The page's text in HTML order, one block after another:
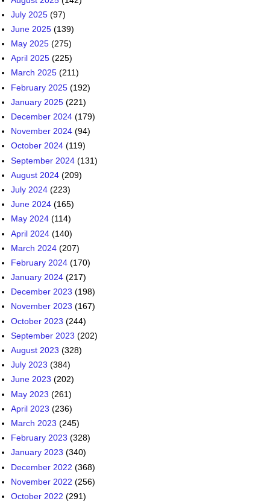
July 2025 (97)
June 2025 (139)
May 2025 (275)
April 2025 (225)
March 2025 (211)
February 2025 (192)
January 2025 (221)
December 2024 (179)
November 2024 (94)
October 2024 (119)
September 2024 (131)
August 2024 (209)
July 2024 (223)
June 2024 (165)
May 2024 (114)
April 2024 (140)
March 2024 (207)
February 2024 (170)
January 2024 (217)
December 2023 (198)
November 2023 (167)
October 2023 (244)
September 2023 (202)
August 2023 (328)
July 2023 (384)
June 2023 (202)
May 2023 (261)
April 2023 (236)
March 2023 (245)
February 2023 (328)
January 2023 (340)
December 2022 (368)
November 2022 (256)
October 2022 (291)